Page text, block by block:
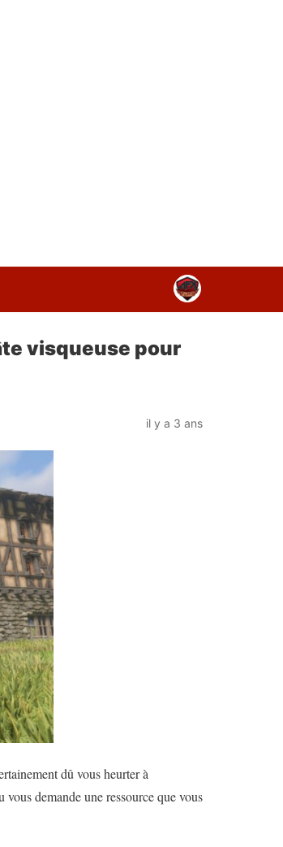
visqueuse pour
il y a 3 ans
dû vous heurter à
vous demande une ressource que vous